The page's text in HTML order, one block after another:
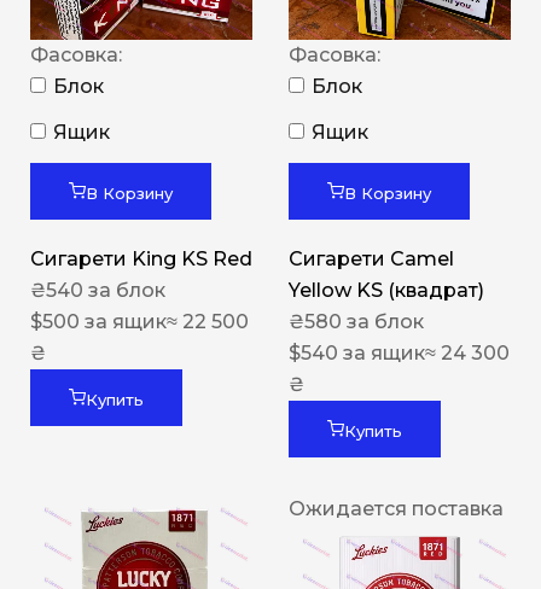
Фасовка:
Блок
Ящик
В Корзину
Сигарети King KS Red
₴540 за блок
$500 за ящик≈ 22 500
₴
Купить
Фасовка:
Блок
Ящик
В Корзину
Сигарети Camel
Yellow KS (квадрат)
₴580 за блок
$540 за ящик≈ 24 300
₴
Купить
Ожидается поставка